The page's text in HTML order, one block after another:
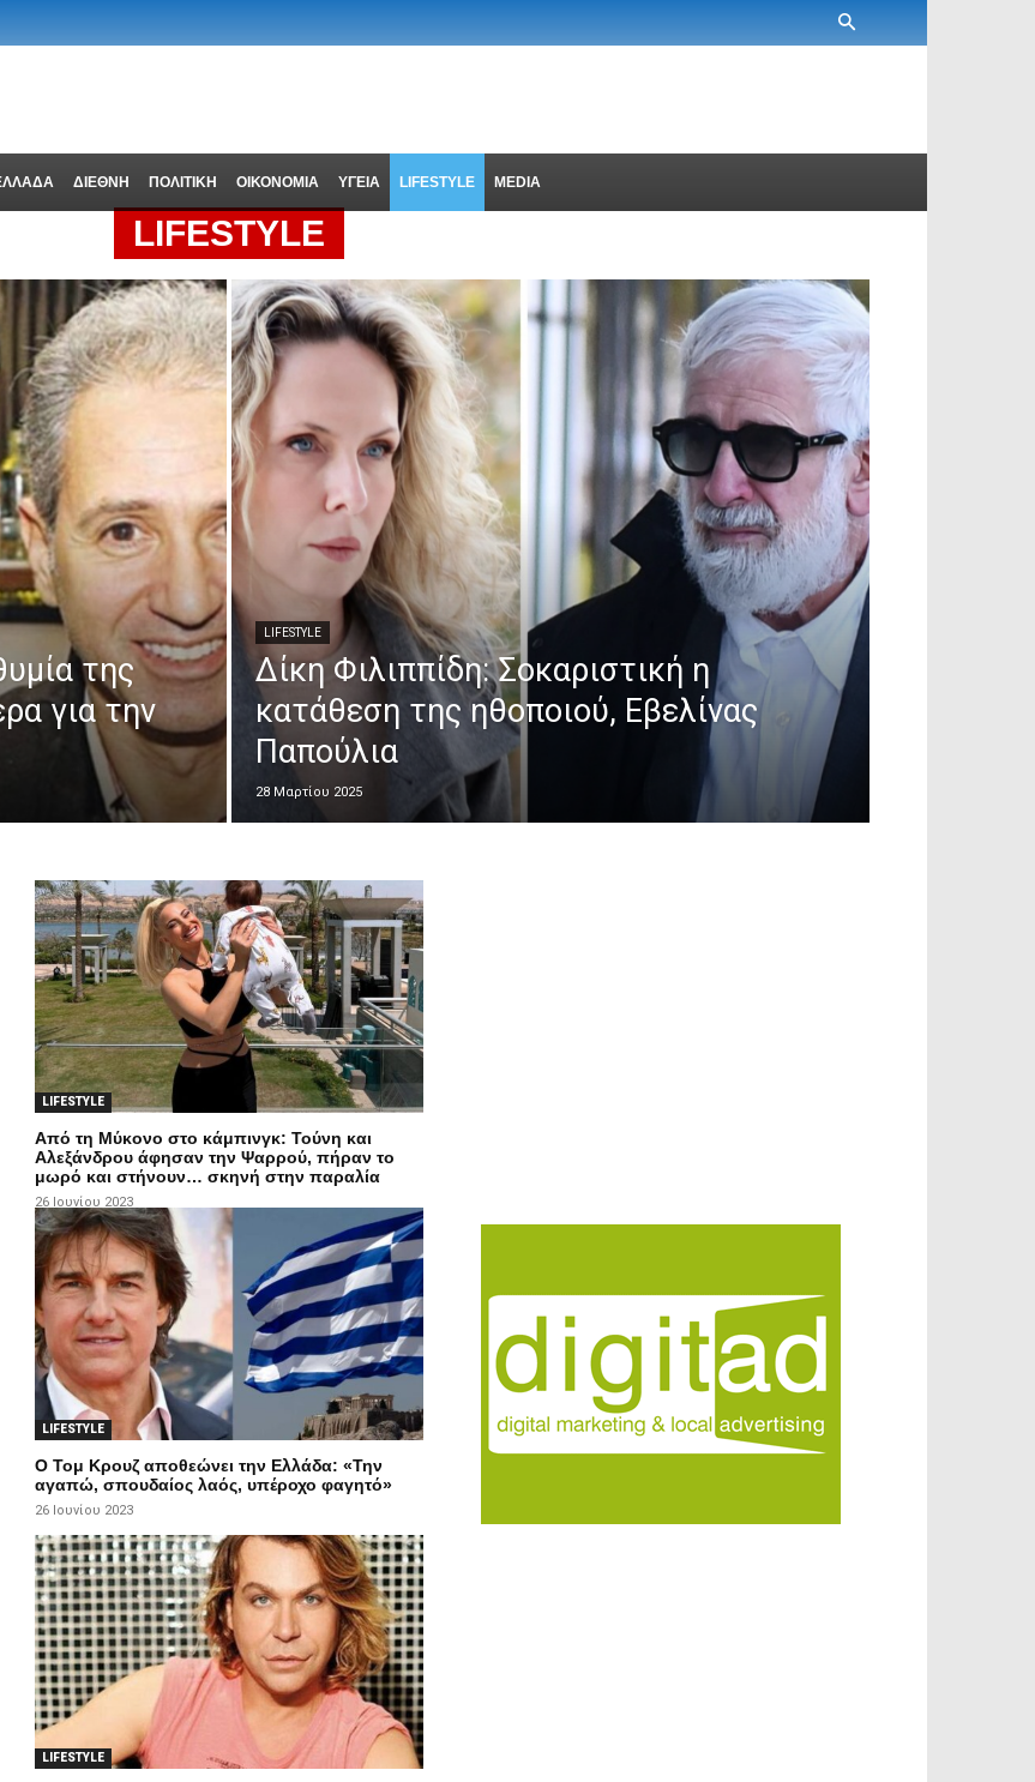
ΔΙΕΘΝΗ ΠΟΛΙΤΙΚΗ ΟΙΚΟΝΟΜΙΑ ΥΓΕΙΑ LIFESTYLE MEDIA
LIFESTYLE
της
για την
LIFESTYLE
Δίκη Φιλιππίδη: Σοκαριστική η
κατάθεση της ηθοποιού, Εβελίνας
Παπούλια
28 Μαρτίου 2025
LIFESTYLE
Από τη Μύκονο στο κάμπινγκ: Τούνη και
Αλεξάνδρου άφησαν την Ψαρρού, πήραν το
μωρό και στήνουν… σκηνή στην παραλία
26 Ιουνίου 2023
LIFESTYLE
Ο Τομ Κρουζ αποθεώνει την Ελλάδα: «Την
αγαπώ, σπουδαίος λαός, υπέροχο φαγητό»
26 Ιουνίου 2023
LIFESTYLE